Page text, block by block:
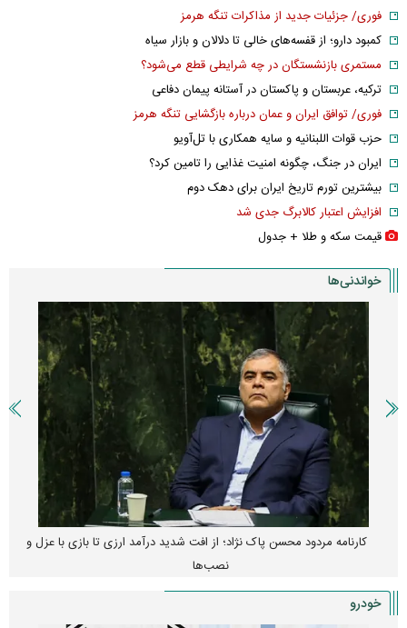
فوری/ جزئیات جدید از مذاکرات تنگه هرمز
کمبود دارو؛ از قفسه‌های خالی تا دلالان و بازار سیاه
مستمری بازنشستگان در چه شرایطی قطع می‌شود؟
ترکیه، عربستان و پاکستان در آستانه پیمان دفاعی
فوری/ توافق ایران و عمان درباره بازگشایی تنگه هرمز
حزب قوات اللبنانیه و سایه همکاری با تل‌آویو
ایران در جنگ، چگونه امنیت غذایی را تامین کرد؟
بیشترین تورم تاریخ ایران برای دهک دوم
افزایش اعتبار کالابرگ جدی شد
قیمت سکه و طلا + جدول
خواندنی‌ها
کارنامه مردود محسن پاک‌ نژاد؛ از افت شدید درآمد ارزی تا بازی با عزل و
نصب‌ها
خودرو